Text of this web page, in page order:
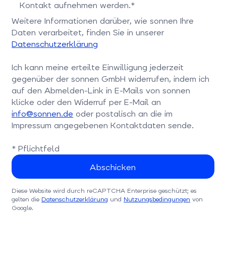
Kontakt aufnehmen werden.*
Bitte bestätigen Sie dieses Feld
Weitere Informationen darüber, wie sonnen Ihre
Daten verarbeitet, finden Sie in unserer
Datenschutzerklärung
Ich kann meine erteilte Einwilligung jederzeit
gegenüber der sonnen GmbH widerrufen, indem ich
auf den Abmelden-Link in E-Mails von sonnen
klicke oder den Widerruf per E-Mail an
info@sonnen.de oder postalisch an die im
Impressum angegebenen Kontaktdaten sende.
* Pflichtfeld
Diese Website wird durch reCAPTCHA Enterprise geschützt; es
gelten die Datenschutzerklärung und Nutzungsbedingungen von
Google.